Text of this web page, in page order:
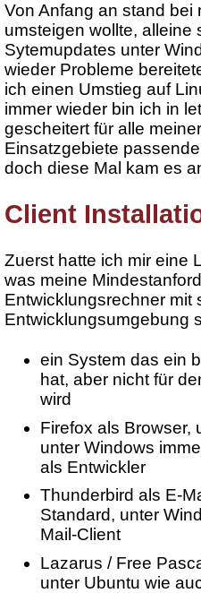
Von Anfang an stand bei
umsteigen wollte, alleine
Sytemupdates unter
wieder Probleme
ich einen Umstieg auf
immer wieder bin ich in
gescheitert für alle
Einsatzgebiete
doch diese Mal kam es
Client
Zuerst hatte ich mir eine
was meine
Entwicklungsrechner mit
Entwicklungsumgebung
ein System das ein
hat, aber nicht für
wird
Firefox als Browser,
unter Windows
als Entwickler
Thunderbird als E-
Standard, unter
Mail-Client
Lazarus / Free
unter Ubuntu wie